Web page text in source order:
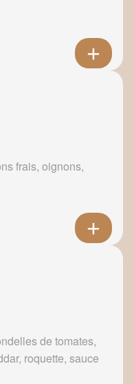
frais, oignons,
de tomates,
roquette, sauce